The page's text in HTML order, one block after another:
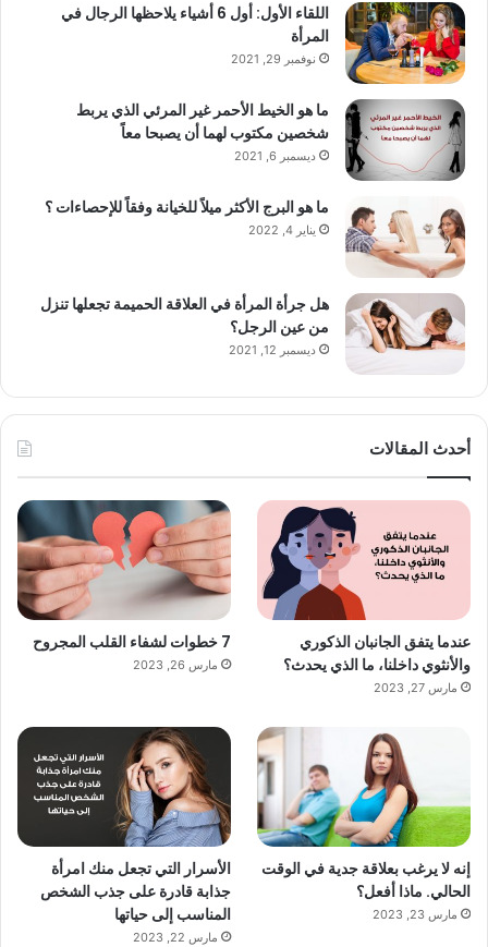
اللقاء الأول: أول 6 أشياء يلاحظها الرجال في
المرأة
نوفمبر 29, 2021
ما هو الخيط الأحمر غير المرئي الذي يربط
شخصين مكتوب لهما أن يصبحا معاً
ديسمبر 6, 2021
ما هو البرج الأكثر ميلاً للخيانة وفقاً للإحصاءات ؟
يناير 4, 2022
هل جرأة المرأة في العلاقة الحميمة تجعلها تنزل
من عين الرجل؟
ديسمبر 12, 2021
أحدث المقالات
عندما يتفق الجانبان الذكوري
والأنثوي داخلنا، ما الذي يحدث؟
مارس 27, 2023
7 خطوات لشفاء القلب المجروح
مارس 26, 2023
إنه لا يرغب بعلاقة جدية في الوقت
الحالي. ماذا أفعل؟
مارس 23, 2023
الأسرار التي تجعل منك امرأة
جذابة قادرة على جذب الشخص
المناسب إلى حياتها
مارس 22, 2023